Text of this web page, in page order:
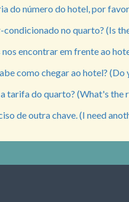
do número do hotel, por
condicionado no quarto? (Is
nos encontrar em frente ao
como chegar ao hotel?
tarifa do quarto? (What's the
de outra chave. (I need